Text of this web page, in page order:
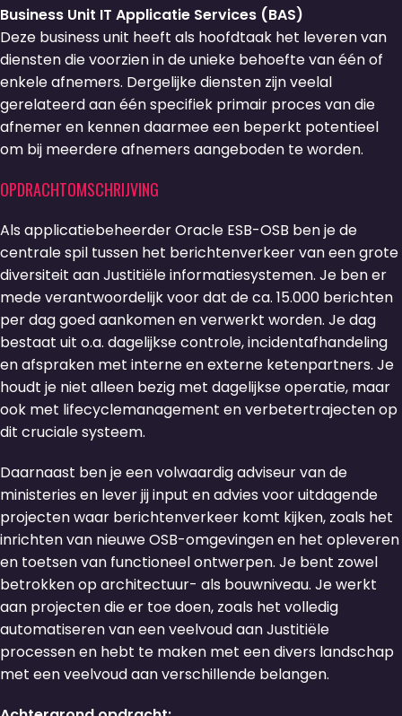
Business Unit IT Applicatie Services (BAS)
Deze business unit heeft als hoofdtaak het leveren van
diensten die voorzien in de unieke behoefte van één of
enkele afnemers. Dergelijke diensten zijn veelal
gerelateerd aan één specifiek primair proces van die
afnemer en kennen daarmee een beperkt potentieel
om bij meerdere afnemers aangeboden te worden.
OPDRACHTOMSCHRIJVING
Als applicatiebeheerder Oracle ESB-OSB ben je de
centrale spil tussen het berichtenverkeer van een grote
diversiteit aan Justitiële informatiesystemen. Je ben er
mede verantwoordelijk voor dat de ca. 15.000 berichten
per dag goed aankomen en verwerkt worden. Je dag
bestaat uit o.a. dagelijkse controle, incidentafhandeling
en afspraken met interne en externe ketenpartners. Je
houdt je niet alleen bezig met dagelijkse operatie, maar
ook met lifecyclemanagement en verbetertrajecten op
dit cruciale systeem.
Daarnaast ben je een volwaardig adviseur van de
ministeries en lever jij input en advies voor uitdagende
projecten waar berichtenverkeer komt kijken, zoals het
inrichten van nieuwe OSB-omgevingen en het opleveren
en toetsen van functioneel ontwerpen. Je bent zowel
betrokken op architectuur- als bouwniveau. Je werkt
aan projecten die er toe doen, zoals het volledig
automatiseren van een veelvoud aan Justitiële
processen en hebt te maken met een divers landschap
met een veelvoud aan verschillende belangen.